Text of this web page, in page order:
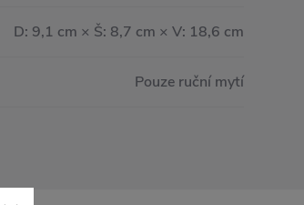
D: 9,1 cm × Š: 8,7 cm × V: 18,6 cm
Pouze ruční mytí